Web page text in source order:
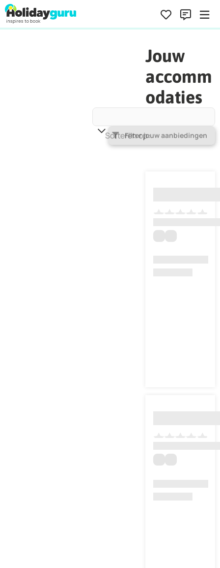
Jouw
accomm
odaties
Filter jouw aanbiedingen
Sorteren op Populariteit